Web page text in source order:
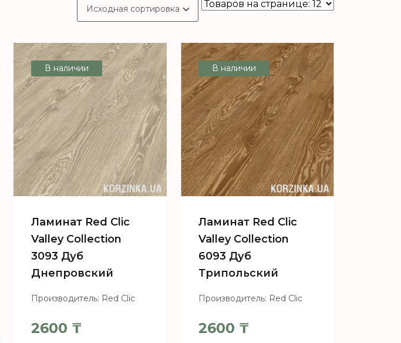
В наличии
Ламинат Red Clic
Valley Collection
3093 Дуб
Днепровский
Производитель: Red Clic
2600 ₸
В наличии
Ламинат Red Clic
Valley Collection
6093 Дуб
Трипольский
Производитель: Red Clic
2600 ₸